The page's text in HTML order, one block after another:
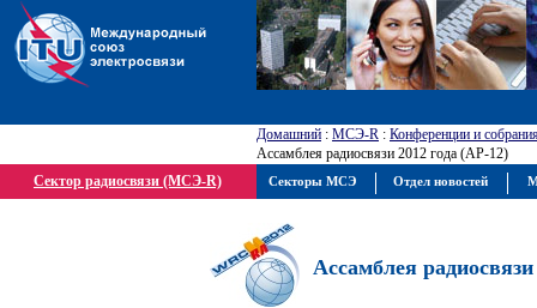
Домашний : МСЭ-R : Конференции и
Ассамблея радиосвязи 2012 года (АР-12)
Сектор радиосвязи (МСЭ-R)
Ассамблея
Секторы МСЭ Отдел новостей